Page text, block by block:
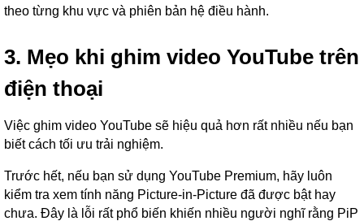
theo từng khu vực và phiên bản hệ điều hành.
3. Mẹo khi ghim video YouTube trên
điện thoại
Việc ghim video YouTube sẽ hiệu quả hơn rất nhiều nếu bạn
biết cách tối ưu trải nghiệm.
Trước hết, nếu bạn sử dụng YouTube Premium, hãy luôn
kiểm tra xem tính năng Picture-in-Picture đã được bật hay
chưa. Đây là lỗi rất phổ biến khiến nhiều người nghĩ rằng PiP